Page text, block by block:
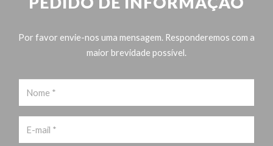
Por favor envie-nos uma mensagem. Responderemos com a
maior brevidade possível.